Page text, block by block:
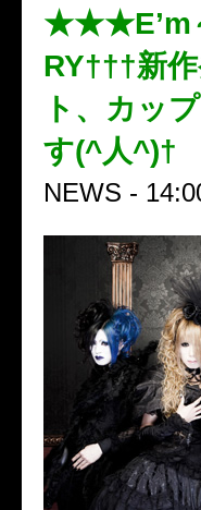
★★★E’m
RY†††新
ト、カッ
す(^人^)†
NEWS -